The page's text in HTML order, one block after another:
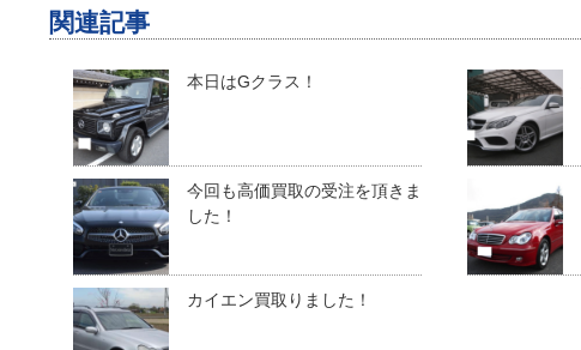
関連記事
本日はGクラス！
今回も高価買取の受注を頂きま
した！
カイエン買取りました！